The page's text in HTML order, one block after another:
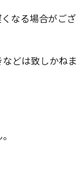
なる場合がご
どは致しかねま